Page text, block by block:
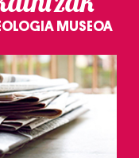
MUSEOA